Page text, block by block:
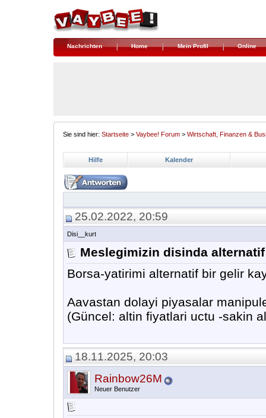
Nachrichten Home Mein Profil Online
Sie sind hier: Startseite > Vaybee! Forum > Wirtschaft, Finanzen &
Hilfe Kalender
25.02.2022, 20:59
Disi__kurt
Meslegimizin disinda
Borsa-yatirimi alternatif bir gelir
Aavastan dolayi piyasalar
(Güncel: altin fiyatlari uctu -sakin
18.11.2025, 20:03
Rainbow26M
Neuer Benutzer